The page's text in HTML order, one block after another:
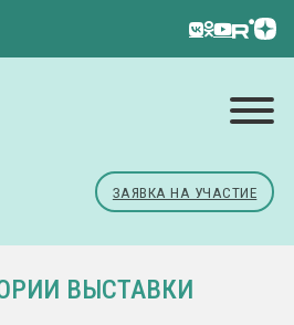
ЗАЯВКА НА УЧАСТИЕ
ВЫСТАВКИ